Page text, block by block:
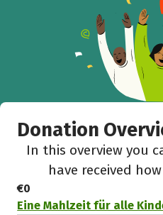
Donation
In this overview you
have received
€0
Eine Mahlzeit für alle